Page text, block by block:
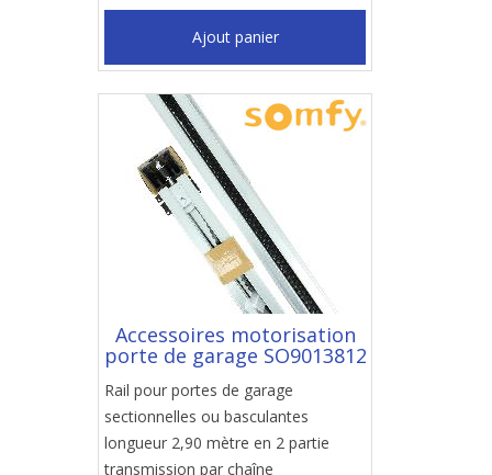
Ajout panier
Accessoires motorisation
porte de garage SO9013812
Rail pour portes de garage
sectionnelles ou basculantes
longueur 2,90 mètre en 2 partie
transmission par chaîne